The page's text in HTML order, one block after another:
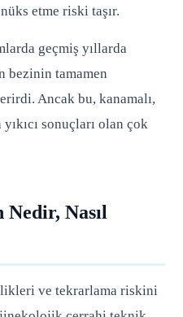
etme riski taşır.
geçmiş yıllarda
bezinin tamamen
Ancak bu, kanamalı,
sonuçları olan çok
Nasıl
ve tekrarlama riskini